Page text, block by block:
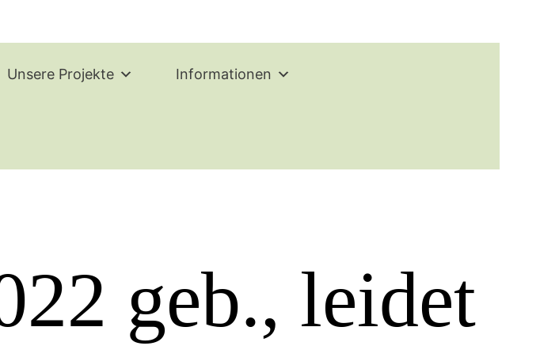
Unsere Projekte Informationen
geb., leidet